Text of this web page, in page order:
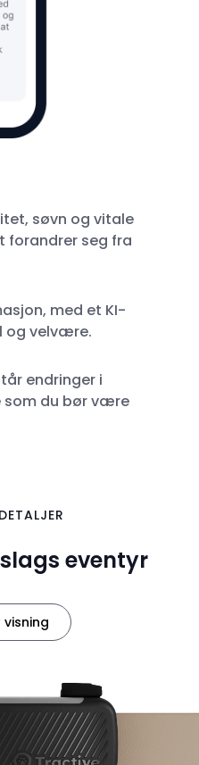
søvn og vitale
forandrer seg fra
med et KI-
og velvære.
endringer i
som du bør være
eventyr
visning